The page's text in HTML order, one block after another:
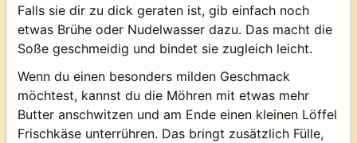
Falls sie dir zu dick geraten ist, gib einfach noch
etwas Brühe oder Nudelwasser dazu. Das macht die
Soße geschmeidig und bindet sie zugleich leicht.
Wenn du einen besonders milden Geschmack
möchtest, kannst du die Möhren mit etwas mehr
Butter anschwitzen und am Ende einen kleinen Löffel
Frischkäse unterrühren. Das bringt zusätzlich Fülle,